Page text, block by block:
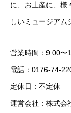
に、お土産に、様
しいミュージアム
営業時間：9:00
電話：0176-74-
定休日：不定休
運営会社：株式会